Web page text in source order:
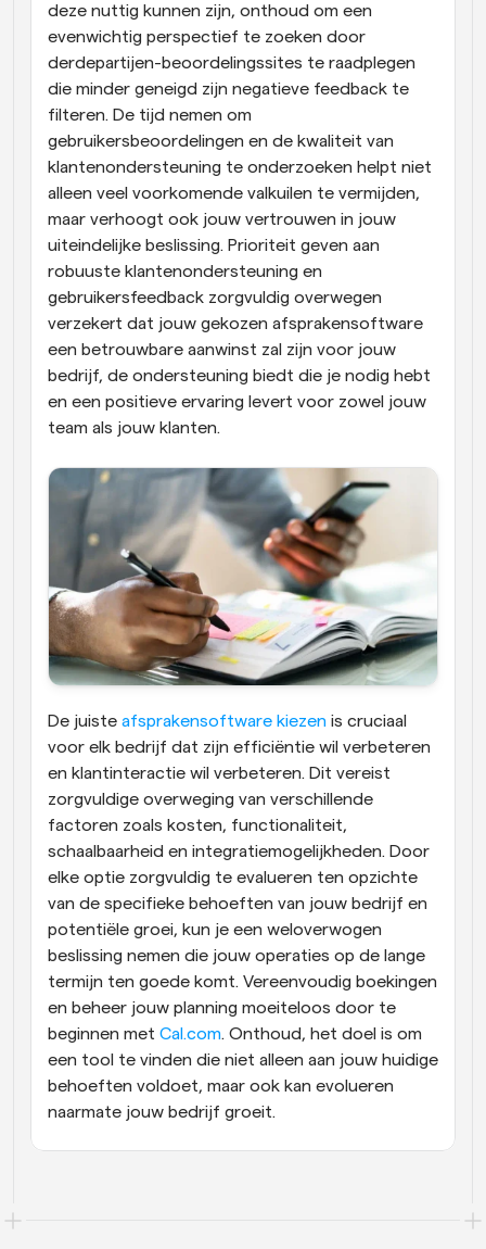
deze nuttig kunnen zijn, onthoud om een
evenwichtig perspectief te zoeken door
derdepartijen-beoordelingssites te raadplegen
die minder geneigd zijn negatieve feedback te
filteren. De tijd nemen om
gebruikersbeoordelingen en de kwaliteit van
klantenondersteuning te onderzoeken helpt niet
alleen veel voorkomende valkuilen te vermijden,
maar verhoogt ook jouw vertrouwen in jouw
uiteindelijke beslissing. Prioriteit geven aan
robuuste klantenondersteuning en
gebruikersfeedback zorgvuldig overwegen
verzekert dat jouw gekozen afsprakensoftware
een betrouwbare aanwinst zal zijn voor jouw
bedrijf, de ondersteuning biedt die je nodig hebt
en een positieve ervaring levert voor zowel jouw
team als jouw klanten.
De juiste afsprakensoftware kiezen is cruciaal
voor elk bedrijf dat zijn efficiëntie wil verbeteren
en klantinteractie wil verbeteren. Dit vereist
zorgvuldige overweging van verschillende
factoren zoals kosten, functionaliteit,
schaalbaarheid en integratiemogelijkheden. Door
elke optie zorgvuldig te evalueren ten opzichte
van de specifieke behoeften van jouw bedrijf en
potentiële groei, kun je een weloverwogen
beslissing nemen die jouw operaties op de lange
termijn ten goede komt. Vereenvoudig boekingen
en beheer jouw planning moeiteloos door te
beginnen met Cal.com. Onthoud, het doel is om
een tool te vinden die niet alleen aan jouw huidige
behoeften voldoet, maar ook kan evolueren
naarmate jouw bedrijf groeit.